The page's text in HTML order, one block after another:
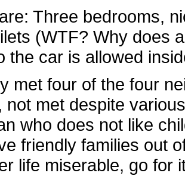
Three bedrooms,
(WTF? Why does
the car is allowed
met four of the four
not met despite
who does not like
friendly families out
life miserable, go for